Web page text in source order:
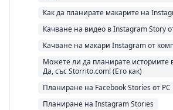
Как да планирате макарите на
Качване на видео в Instagram Story
Качване на макари Instagram от
Можете ли да планирате историите
Да, със Storrito.com! (Ето как)
Планиране на Facebook Stories от PC
Планиране на Instagram Stories